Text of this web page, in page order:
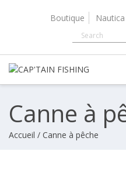
Boutique
Canne à
Accueil / Canne à pêche